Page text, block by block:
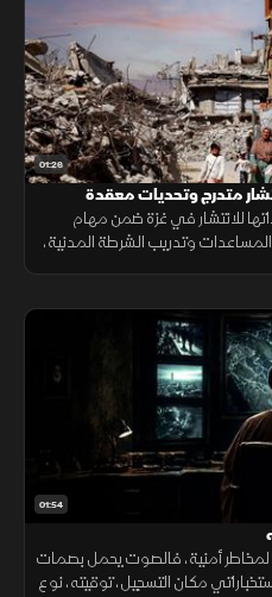
01:26
متدرج وتحديات معقدة
للانتشار في غزة ضمن مهام
وتدريب الشرطة المدنية،
01:54
أمنية، فالصوت يحمل بصمات
مكان التسجيل، توقيته، نوع